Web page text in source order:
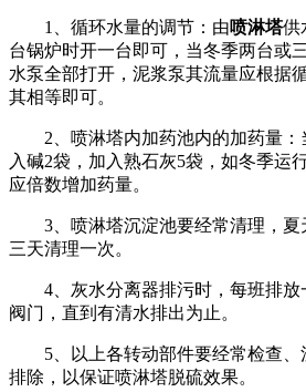
1、循环水量的调节：由喷淋塔供
台锅炉时开一台即可，当冬季两台或
水泵全部打开，泥浆泵其流量应根据
其相等即可。
2、喷淋塔内加药池内的加药量：
入碱2袋，加入熟石灰5袋，如冬季运
应倍数增加药量。
3、喷淋塔沉淀池要经常清理，夏
三天清理一次。
4、灰水分离器排污时，每班排放
阀门，直到有清水排出为止。
5、以上各转动部件要经常检查、
排除，以保证喷淋塔脱硫效果。